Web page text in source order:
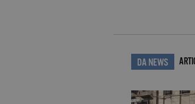
DA NEWS